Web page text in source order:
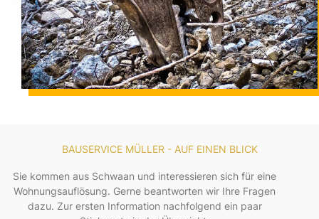
BAUSERVICE MÜLLER - AUF EINEN BLICK
Sie kommen aus Schwaan und interessieren sich für eine
Wohnungsauflösung. Gerne beantworten wir Ihre Fragen
dazu. Zur ersten Information nachfolgend ein paar